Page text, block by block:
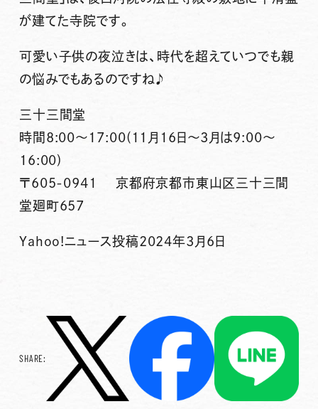
が建てた寺院です。
可愛い子供の夜泣きは、時代を超えていつでも親
の悩みでもあるのですね♪
三十三間堂
時間8:00～17:00(11月16日～3月は9:00～
16:00)
〒605-0941 京都府京都市東山区三十三間
堂廻町657
Yahoo!ニュース投稿2024年3月6日
SHARE: